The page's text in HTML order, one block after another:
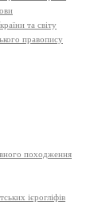
та світу
правопису
походження
ієрогліфів